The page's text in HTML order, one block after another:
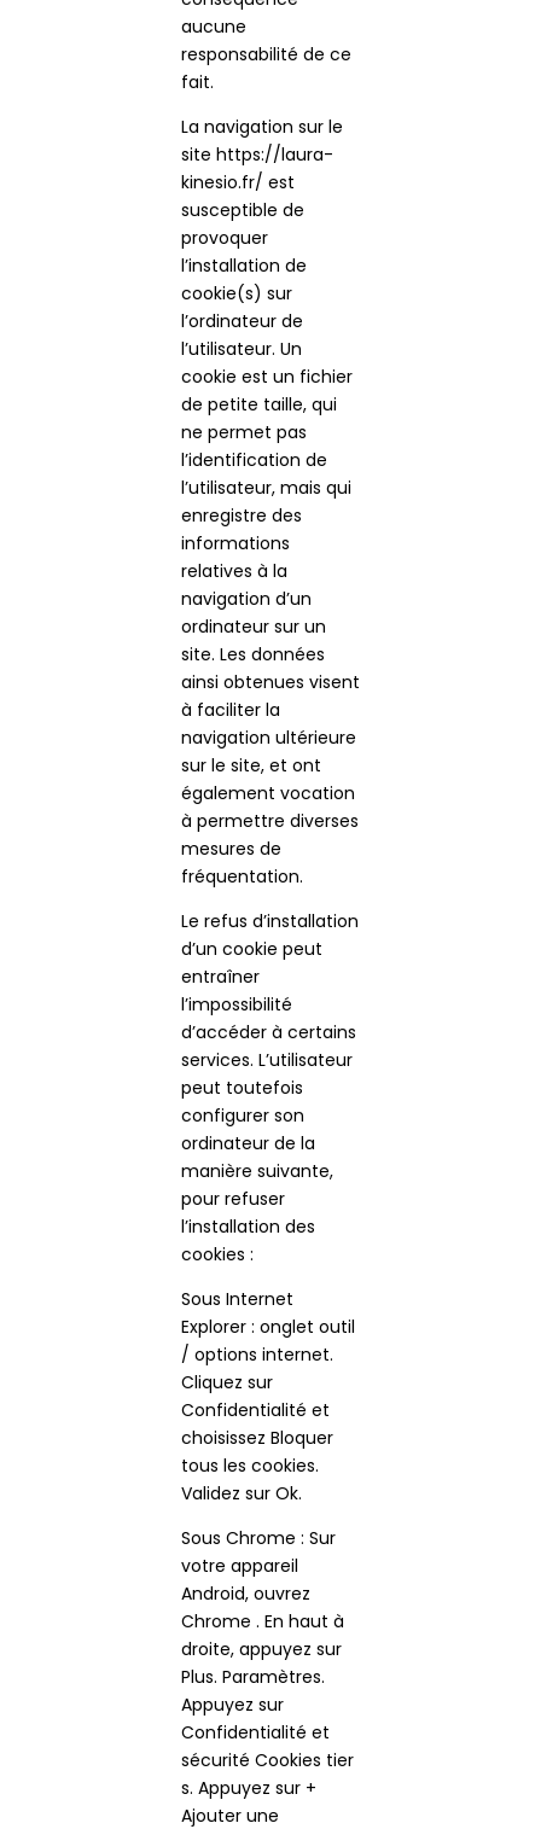
aucune
responsabilité de ce
fait.
La navigation sur le
site https://laura-
kinesio.fr/ est
susceptible de
provoquer
l’installation de
cookie(s) sur
l’ordinateur de
l’utilisateur. Un
cookie est un fichier
de petite taille, qui
ne permet pas
l’identification de
l’utilisateur, mais qui
enregistre des
informations
relatives à la
navigation d’un
ordinateur sur un
site. Les données
ainsi obtenues visent
à faciliter la
navigation ultérieure
sur le site, et ont
également vocation
à permettre diverses
mesures de
fréquentation.
Le refus d’installation
d’un cookie peut
entraîner
l’impossibilité
d’accéder à certains
services. L’utilisateur
peut toutefois
configurer son
ordinateur de la
manière suivante,
pour refuser
l’installation des
cookies :
Sous Internet
Explorer : onglet outil
/ options internet.
Cliquez sur
Confidentialité et
choisissez Bloquer
tous les cookies.
Validez sur Ok.
Sous Chrome : Sur
votre appareil
Android, ouvrez
Chrome . En haut à
droite, appuyez sur
Plus. Paramètres.
Appuyez sur
Confidentialité et
sécurité Cookies tier
s. Appuyez sur +
Ajouter une